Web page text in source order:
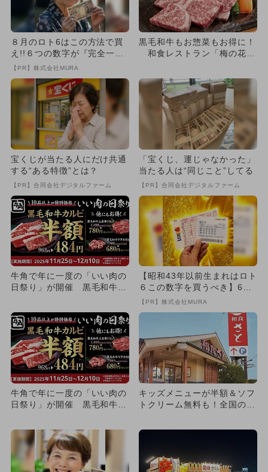
８月のロト6はこの方法で買
え!!６つの数字が『完全一
致』する方法
【PR】株式会社MURA
黒毛和牛もお惣菜もお得に！
和食レストラン「梅の花」
宝くじが当たる人にだけ共通
する“ある特徴”とは？
【PR】合同会社デジタルファーム
「宝くじ、運じゃなかった」
当たる人は“同じこと”してる
【PR】合同会社デジタルファーム
牛角で年に一度の「いい肉の
日祭り」が開催 黒毛和牛カ
【昭和43年以前生まれはロト
６この数字を買うべき】6つ
の数字が「完全一致」する
方...
【PR】株式会社MURA
牛角で年に一度の「いい肉の
日祭り」が開催 黒毛和牛カ
キッズメニューが半額＆ソフ
トクリーム無料も！全国の和